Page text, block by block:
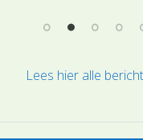
Lees hier alle